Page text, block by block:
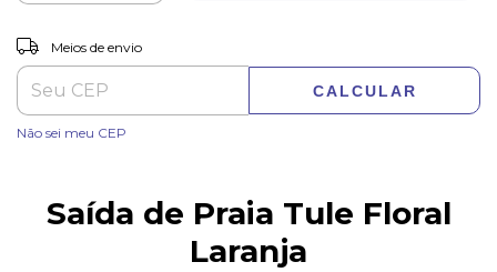
Entregas para o CEP:
Meios de envio
CALCULAR
Não sei meu CEP
Saída de Praia Tule Floral
Laranja